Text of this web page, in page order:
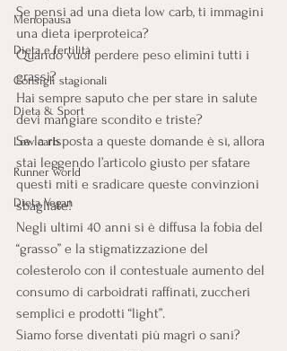
Menopausa
Dieta e fertilità
Consigli stagionali
Dieta & Sport
Low carb
Runner world
Dieta Vegan
Se pensi ad una dieta low carb, ti immagini
una dieta iperproteica?
Quando vuoi perdere peso elimini tutti i
grassi?
Hai sempre saputo che per stare in salute
devi mangiare scondito e triste?
Se la risposta a queste domande è sì, allora
stai leggendo l’articolo giusto per sfatare
questi miti e sradicare queste convinzioni
sbagliate!
Negli ultimi 40 anni si è diffusa la fobia del
“grasso” e la stigmatizzazione del
colesterolo con il contestuale aumento del
consumo di carboidrati raffinati, zuccheri
semplici e prodotti “light”.
Siamo forse diventati più magri o sani?